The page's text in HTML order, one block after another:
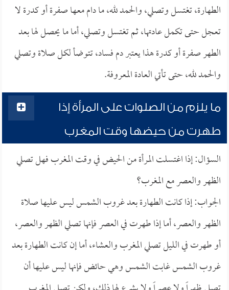
الطهارة، تغتسل وتصلي، والحمد لله، ما دام معها صفرة أو كدرة لا
تعجل حتى تكمل عادتها، ثم تغتسل وتصلي، أما ما يحصل لها بعد
الطهر صفرة أو كدرة هذا يعتبر دم فساد، تتوضأ لكل صلاة وتصلي
والحمد لله، حتى تأتي العادة المعروفة.
ما يلزم من الصلوات على المرأة إذا
طهرت من حيضها وقت المغرب
السؤال: إذا اغتسلت المرأة من الحيض في وقت المغرب فهل تصلي
الظهر والعصر مع المغرب؟
الجواب: إذا كانت الطهارة بعد غروب الشمس ليس عليها صلاة
الظهر والعصر، أما إذا طهرت في العصر فإنها تصلي الظهر والعصر،
أو طهرت في الليل تصلي المغرب والعشاء، أما إن كانت الطهارة بعد
غروب الشمس غابت الشمس وهي حائض فإنها ليس عليها أن